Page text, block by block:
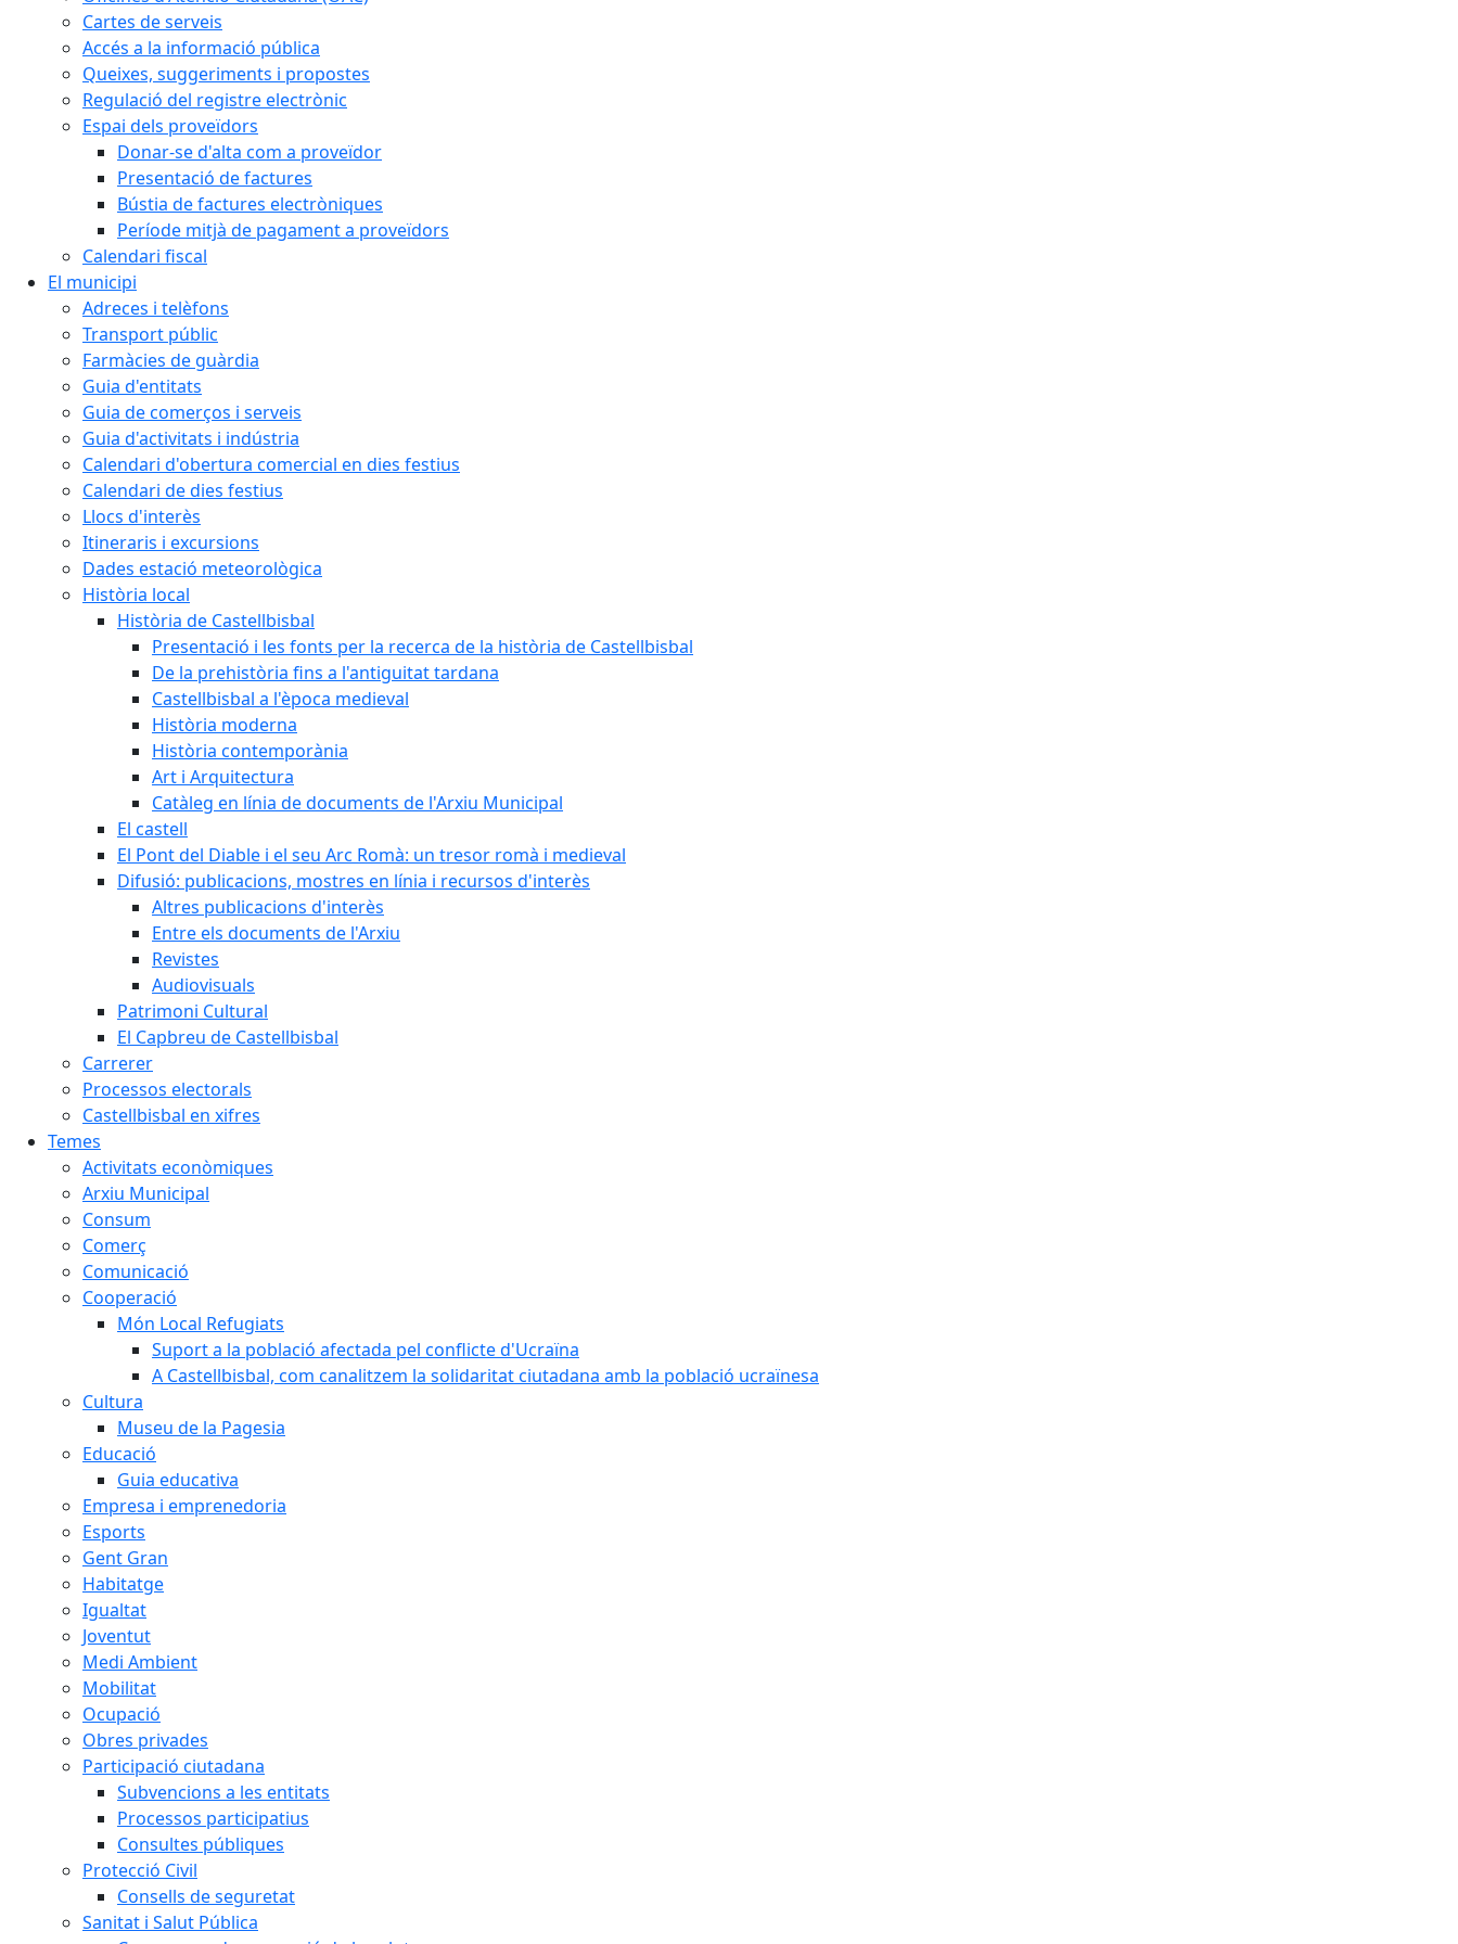
Cartes de serveis
Accés a la informació pública
Queixes, suggeriments i propostes
Regulació del registre electrònic
Espai dels proveïdors
Donar-se d'alta com a proveïdor
Presentació de factures
Bústia de factures electròniques
Període mitjà de pagament a proveïdors
Calendari fiscal
El municipi
Adreces i telèfons
Transport públic
Farmàcies de guàrdia
Guia d'entitats
Guia de comerços i serveis
Guia d'activitats i indústria
Calendari d'obertura comercial en dies festius
Calendari de dies festius
Llocs d'interès
Itineraris i excursions
Dades estació meteorològica
Història local
Història de Castellbisbal
Presentació i les fonts per la recerca de la història de Castellbisbal
De la prehistòria fins a l'antiguitat tardana
Castellbisbal a l'època medieval
Història moderna
Història contemporània
Art i Arquitectura
Catàleg en línia de documents de l'Arxiu Municipal
El castell
El Pont del Diable i el seu Arc Romà: un tresor romà i medieval
Difusió: publicacions, mostres en línia i recursos d'interès
Altres publicacions d'interès
Entre els documents de l'Arxiu
Revistes
Audiovisuals
Patrimoni Cultural
El Capbreu de Castellbisbal
Carrerer
Processos electorals
Castellbisbal en xifres
Temes
Activitats econòmiques
Arxiu Municipal
Consum
Comerç
Comunicació
Cooperació
Món Local Refugiats
Suport a la població afectada pel conflicte d'Ucraïna
A Castellbisbal, com canalitzem la solidaritat ciutadana amb la població ucraïnesa
Cultura
Museu de la Pagesia
Educació
Guia educativa
Empresa i emprenedoria
Esports
Gent Gran
Habitatge
Igualtat
Joventut
Medi Ambient
Mobilitat
Ocupació
Obres privades
Participació ciutadana
Subvencions a les entitats
Processos participatius
Consultes públiques
Protecció Civil
Consells de seguretat
Sanitat i Salut Pública